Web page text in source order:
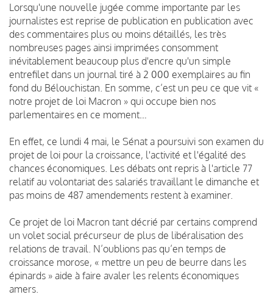
Lorsqu'une nouvelle jugée comme importante par les
journalistes est reprise de publication en publication avec
des commentaires plus ou moins détaillés, les très
nombreuses pages ainsi imprimées consomment
inévitablement beaucoup plus d'encre qu'un simple
entrefilet dans un journal tiré à 2 000 exemplaires au fin
fond du Bélouchistan. En somme, c’est un peu ce que vit «
notre projet de loi Macron » qui occupe bien nos
parlementaires en ce moment…
En effet, ce lundi 4 mai, le Sénat a poursuivi son examen du
projet de loi pour la croissance, l'activité et l'égalité des
chances économiques. Les débats ont repris à l'article 77
relatif au volontariat des salariés travaillant le dimanche et
pas moins de 487 amendements restent à examiner.
Ce projet de loi Macron tant décrié par certains comprend
un volet social précurseur de plus de libéralisation des
relations de travail. N’oublions pas qu’en temps de
croissance morose, « mettre un peu de beurre dans les
épinards » aide à faire avaler les relents économiques
amers.